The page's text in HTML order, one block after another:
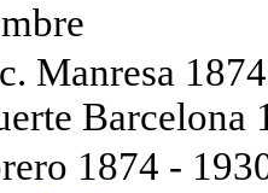
Manresa
Barcelona
1874 -